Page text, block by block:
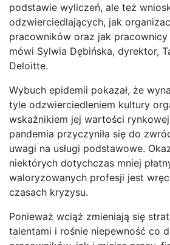
podstawie wyliczeń, ale też
odzwierciedlających, jak
pracowników oraz jak pracownicy
mówi Sylwia Dębińska, dyrektor,
Deloitte.
Wybuch epidemii pokazał, że
tyle odzwierciedleniem kultury
wskaźnikiem jej wartości
pandemia przyczyniła się do
uwagi na usługi podstawowe.
niektórych dotychczas mniej
waloryzowanych profesji jest
czasach kryzysu.
Ponieważ wciąż zmieniają się
talentami i rośnie niepewność co